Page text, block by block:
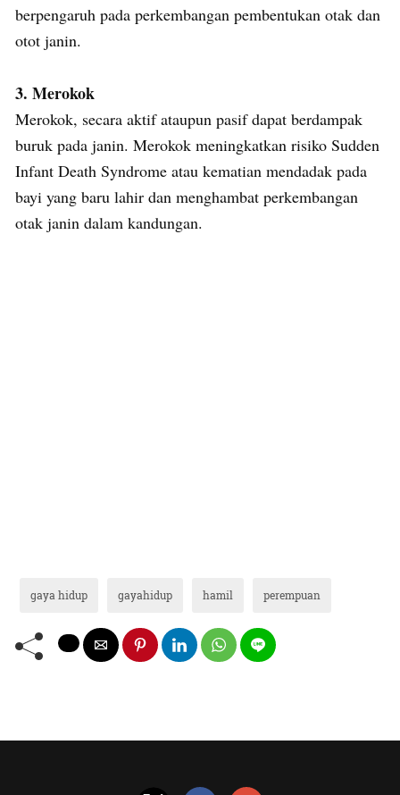
berpengaruh pada perkembangan pembentukan otak dan
otot janin.
3. Merokok
Merokok, secara aktif ataupun pasif dapat berdampak
buruk pada janin. Merokok meningkatkan risiko Sudden
Infant Death Syndrome atau kematian mendadak pada
bayi yang baru lahir dan menghambat perkembangan
otak janin dalam kandungan.
gaya hidup gayahidup hamil perempuan